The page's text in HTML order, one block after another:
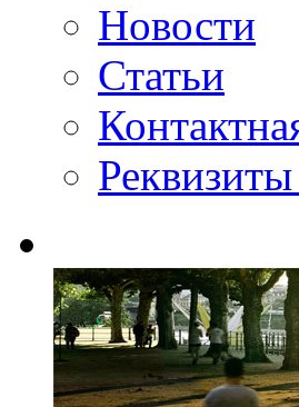
Новости
Статьи